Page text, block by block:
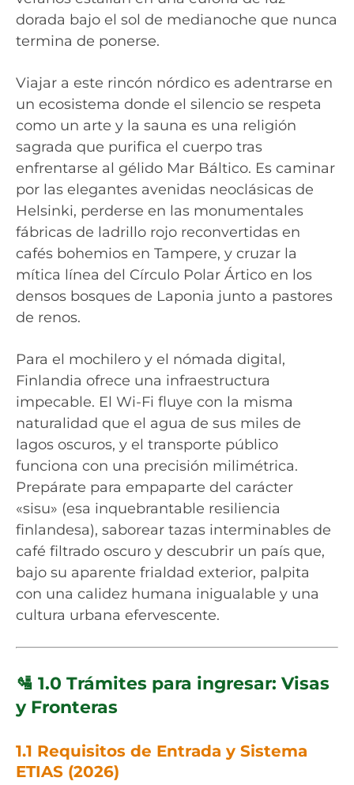
dorada bajo el sol de medianoche que nunca
termina de ponerse.
Viajar a este rincón nórdico es adentrarse en
un ecosistema donde el silencio se respeta
como un arte y la sauna es una religión
sagrada que purifica el cuerpo tras
enfrentarse al gélido Mar Báltico. Es caminar
por las elegantes avenidas neoclásicas de
Helsinki, perderse en las monumentales
fábricas de ladrillo rojo reconvertidas en
cafés bohemios en Tampere, y cruzar la
mítica línea del Círculo Polar Ártico en los
densos bosques de Laponia junto a pastores
de renos.
Para el mochilero y el nómada digital,
Finlandia ofrece una infraestructura
impecable. El Wi-Fi fluye con la misma
naturalidad que el agua de sus miles de
lagos oscuros, y el transporte público
funciona con una precisión milimétrica.
Prepárate para empaparte del carácter
«sisu» (esa inquebrantable resiliencia
finlandesa), saborear tazas interminables de
café filtrado oscuro y descubrir un país que,
bajo su aparente frialdad exterior, palpita
con una calidez humana inigualable y una
cultura urbana efervescente.
🛂 1.0 Trámites para ingresar: Visas
y Fronteras
1.1 Requisitos de Entrada y Sistema
ETIAS (2026)